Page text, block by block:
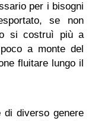
per i bisogni
se non
si costruì più a
a monte del
fluitare lungo il
di diverso genere